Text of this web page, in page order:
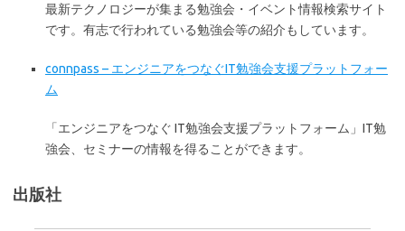
最新テクノロジーが集まる勉強会・イベント情報検索サイト
です。有志で行われている勉強会等の紹介もしています。
connpass – エンジニアをつなぐIT勉強会支援プラットフォー
ム
「エンジニアをつなぐ IT勉強会支援プラットフォーム」IT勉
強会、セミナーの情報を得ることができます。
出版社